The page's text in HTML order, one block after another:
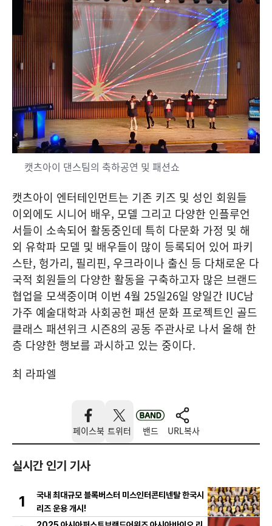
캣츠아이 댄스팀의 축하공연 및 패션쇼
캣츠아이 엔터테인먼트는 기존 키즈 및 성인 회원들
이외에도 시니어 배우, 모델 그리고 다양한 인플루언
서들이 소속되어 활동중인데 특히 다문화 가정 및 해
외 유학파 모델 및 배우들이 많이 등록되어 있어 파키
스탄, 헝가리, 필리핀, 우크라이나 출신 등 다채로운 다
국적 회원들의 다양한 활동을 구축하고자 많은 브랜드
협업을 모색중이며 이번 4월 25일26일 양일간 IUC남
가주 예술대학과 사회공헌 패션 문화 프로젝트인 골드
클래스 패션위크 시즌8의 공동 주관사로 나서 올해 한
층 다양한 행보를 과시하고 있는 중이다.
최 라파엘
페이스북 트위터 밴드 URL복사
실시간 인기 기사
1
국내 최대규모 블록버스터 미스인터콘티넨탈 한국시
리즈 운용 개시!